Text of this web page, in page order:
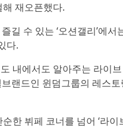
해 재오픈했다.
길 수 있는 ‘오션갤리’에
다.
내에서도 알아주는 라
랜드인 윈덤그룹의 레스
순한 뷔페 코너를 넘어 ‘라